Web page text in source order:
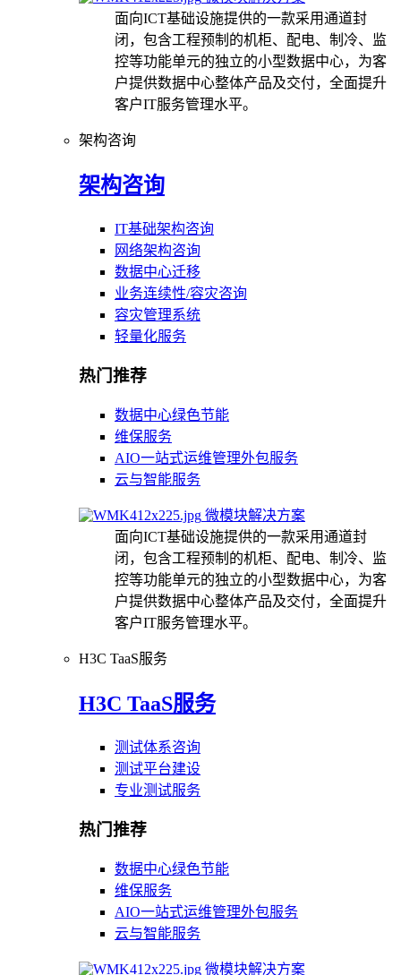
面向ICT基础设施提供的一款采用通道封
闭，包含工程预制的机柜、配电、制冷、监
控等功能单元的独立的小型数据中心，为客
户提供数据中心整体产品及交付，全面提升
客户IT服务管理水平。
架构咨询
架构咨询
IT基础架构咨询
网络架构咨询
数据中心迁移
业务连续性/容灾咨询
容灾管理系统
轻量化服务
热门推荐
数据中心绿色节能
维保服务
AIO一站式运维管理外包服务
云与智能服务
微模块解决方案
面向ICT基础设施提供的一款采用通道封
闭，包含工程预制的机柜、配电、制冷、监
控等功能单元的独立的小型数据中心，为客
户提供数据中心整体产品及交付，全面提升
客户IT服务管理水平。
H3C TaaS服务
H3C TaaS服务
测试体系咨询
测试平台建设
专业测试服务
热门推荐
数据中心绿色节能
维保服务
AIO一站式运维管理外包服务
云与智能服务
微模块解决方案